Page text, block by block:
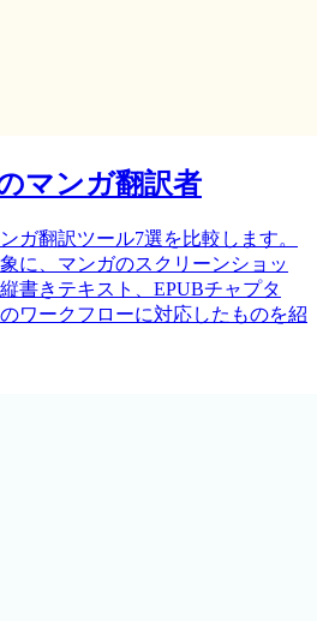
マンガ翻訳者
ガ翻訳ツール7選を比較します。
に、マンガのスクリーンショッ
書きテキスト、EPUBチャプタ
ワークフローに対応したものを紹